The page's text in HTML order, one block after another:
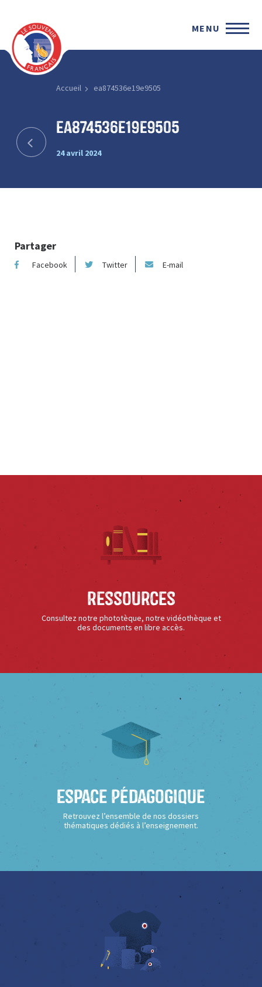
MENU
Accueil ea874536e19e9505
ea874536e19e9505
24 avril 2024
Partager
Facebook Twitter E-mail
Ressources
Consultez notre phototèque, notre vidéothèque et
des documents en libre accès.
Espace Pédagogique
Retrouvez l’ensemble de nos dossiers
thématiques dédiés à l’enseignement.